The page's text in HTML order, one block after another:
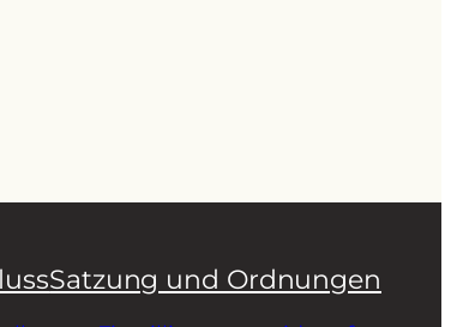
Satzung und Ordnungen